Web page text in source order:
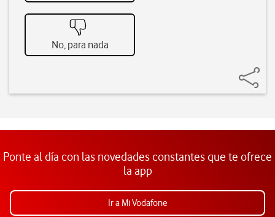
No, para nada
Ponte al día con las novedades constantes que te ofrece
la app
Ir a Mi Vodafone